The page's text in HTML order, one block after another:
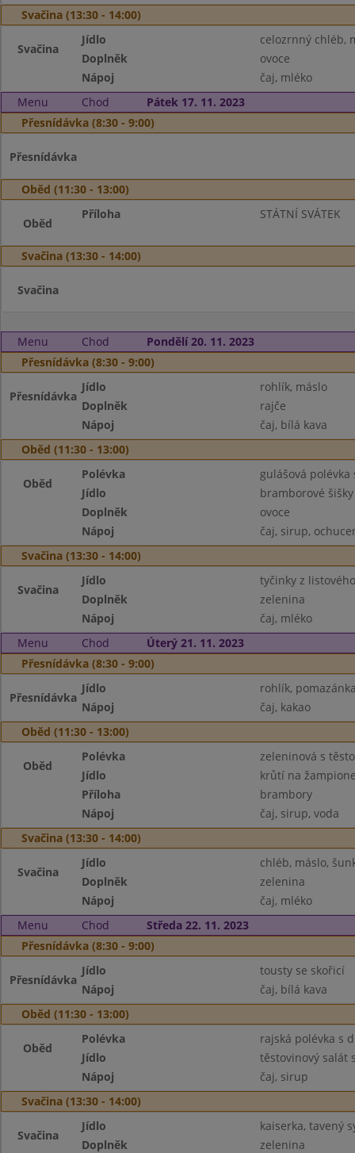
Svačina (13:30 - 14:00)
Svačina
Jídlo
celozrnný chléb,
Doplněk
ovoce
Nápoj
čaj, mléko
Menu
Chod
Pátek 17. 11. 2023
Přesnídávka (8:30 - 9:00)
Přesnídávka
Oběd (11:30 - 13:00)
Oběd
Příloha STÁTNÍ SVÁTEK
Svačina (13:30 - 14:00)
Svačina
Menu Chod
Pondělí 20. 11. 2023
Přesnídávka (8:30 - 9:00)
Přesnídávka
Jídlo
rohlík, máslo
Doplněk
rajče
Nápoj
čaj, bílá kava
Oběd (11:30 - 13:00)
Oběd
Polévka
gulášová
Jídlo
bramborové
Doplněk
ovoce
Nápoj
čaj, sirup,
Svačina (13:30 - 14:00)
Svačina
Jídlo
tyčinky z
Doplněk
zelenina
Nápoj
čaj, mléko
Menu
Chod
Úterý 21. 11. 2023
Přesnídávka (8:30 - 9:00)
Přesnídávka
Jídlo
rohlík,
Nápoj
čaj, kakao
Oběd (11:30 - 13:00)
Oběd
Polévka
zeleninová s
Jídlo
krůtí na
Příloha
brambory
Nápoj
čaj, sirup, voda
Svačina (13:30 - 14:00)
Svačina
Jídlo
chléb, máslo,
Doplněk
zelenina
Nápoj
čaj, mléko
Menu
Chod
Středa 22. 11. 2023
Přesnídávka (8:30 - 9:00)
Přesnídávka
Jídlo
tousty se skořicí
Nápoj
čaj, bílá kava
Oběd (11:30 - 13:00)
Oběd
Polévka
rajská polévka s
Jídlo
těstovinový salát
Nápoj
čaj, sirup
Svačina (13:30 - 14:00)
Svačina
Jídlo
kaiserka, tavený
Doplněk
zelenina